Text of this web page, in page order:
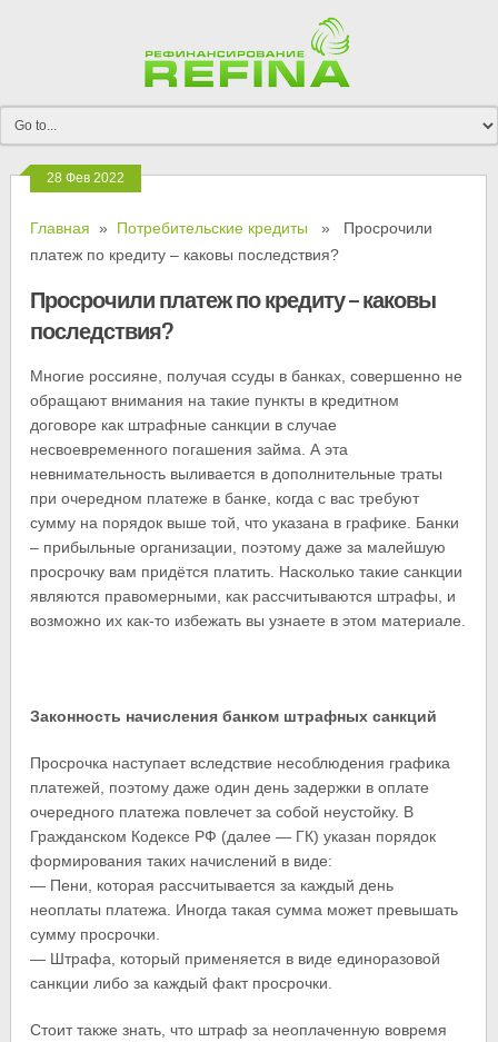
28 Фев 2022
Главная » Потребительские кредиты » Просрочили
платеж по кредиту – каковы последствия?
Просрочили платеж по кредиту – каковы
последствия?
Многие россияне, получая ссуды в банках, совершенно не
обращают внимания на такие пункты в кредитном
договоре как штрафные санкции в случае
несвоевременного погашения займа. А эта
невнимательность выливается в дополнительные траты
при очередном платеже в банке, когда с вас требуют
сумму на порядок выше той, что указана в графике. Банки
– прибыльные организации, поэтому даже за малейшую
просрочку вам придётся платить. Насколько такие санкции
являются правомерными, как рассчитываются штрафы, и
возможно их как-то избежать вы узнаете в этом материале.
Законность начисления банком штрафных санкций
Просрочка наступает вследствие несоблюдения графика
платежей, поэтому даже один день задержки в оплате
очередного платежа повлечет за собой неустойку. В
Гражданском Кодексе РФ (далее — ГК) указан порядок
формирования таких начислений в виде:
— Пени, которая рассчитывается за каждый день
неоплаты платежа. Иногда такая сумма может превышать
сумму просрочки.
— Штрафа, который применяется в виде единоразовой
санкции либо за каждый факт просрочки.
Стоит также знать, что штраф за неоплаченную вовремя